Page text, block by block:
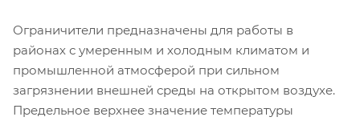
Ограничители предназначены для работы в
районах с умеренным и холодным климатом и
промышленной атмосферой при сильном
загрязнении внешней среды на открытом воздухе.
Предельное верхнее значение температуры